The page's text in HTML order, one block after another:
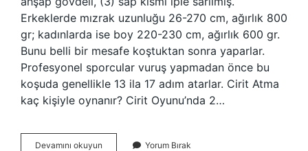
Erkeklerde mızrak uzunluğu 26-270 cm, ağırlık 800
gr; kadınlarda ise boy 220-230 cm, ağırlık 600 gr.
Bunu belli bir mesafe koştuktan sonra yaparlar.
Profesyonel sporcular vuruş yapmadan önce bu
koşuda genellikle 13 ila 17 adım atarlar. Cirit Atma
kaç kişiyle oynanır? Cirit Oyunu’nda 2…
Devamını okuyun Yorum Bırak